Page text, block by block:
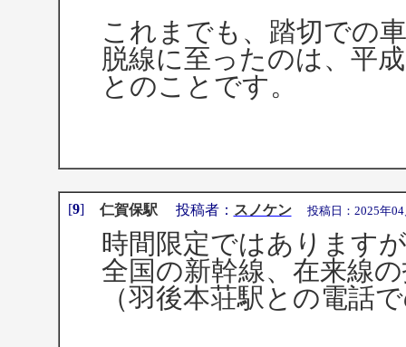
これまでも、踏切での
脱線に至ったのは、平
とのことです。
[9] 仁賀保駅投稿者： スノケン 投稿日：2025年04
時間限定ではあります
全国の新幹線、在来線
（羽後本荘駅との電話